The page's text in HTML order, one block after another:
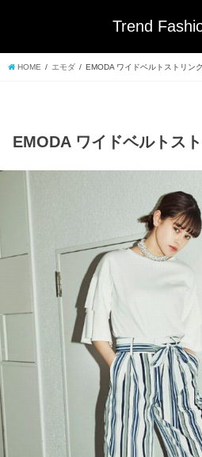
Trend
HOME エモダ EMODA ワイドベルトストリン
EMODA ワイドベルトス